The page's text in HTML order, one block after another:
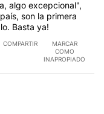
algo excepcional",
son la primera
Basta ya!
COMPARTIR
MARCAR
COMO
INAPROPIADO